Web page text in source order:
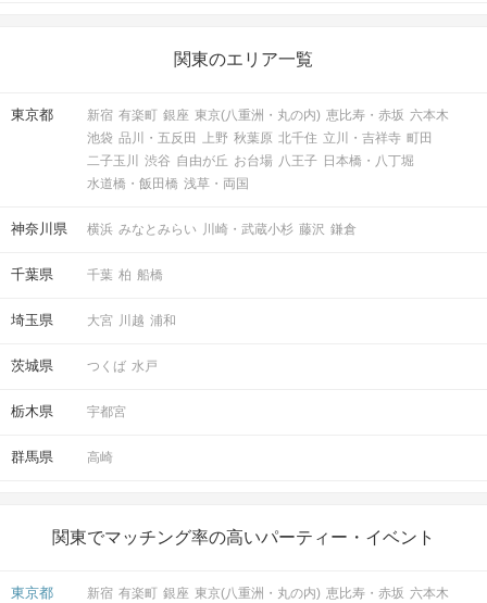
関東のエリア一覧
東京都 新宿 有楽町 銀座 東京(八重洲・丸の内) 恵比寿・赤坂 六本木
池袋 品川・五反田 上野 秋葉原 北千住 立川・吉祥寺 町田
二子玉川
渋谷 自由が丘 お台場 八王子 日本橋・八丁堀
水道橋・飯田橋 浅草・両国
神奈川県 横浜 みなとみらい 川崎・武蔵小杉 藤沢 鎌倉
千葉県 千葉 柏 船橋
埼玉県 大宮 川越 浦和
茨城県 つくば 水戸
栃木県 宇都宮
群馬県 高崎
関東でマッチング率の高いパーティー・イベント
東京都 新宿 有楽町 銀座 東京(八重洲・丸の内) 恵比寿・赤坂 六本木